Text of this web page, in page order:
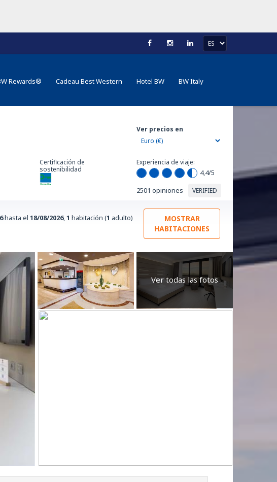
Rewards® Cadeau Best Western Hotel BW BW Italy
Ver precios en
Certificación de
sostenibilidad
Experiencia de viaje:
4,4/5
2501 opiniones
VERIFIED
hasta el 18/08/2026,1 habitación (1 adulto)
MOSTRAR
HABITACIONES
Ver todas las fotos